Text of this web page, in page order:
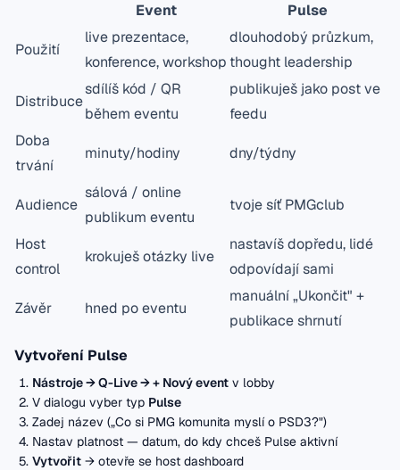
Event
Pulse
Použití
live prezentace,
konference, workshop
dlouhodobý průzkum,
thought leadership
Distribuce
sdílíš kód / QR
během eventu
publikuješ jako post ve
feedu
Doba
trvání
minuty/hodiny dny/týdny
Audience
sálová / online
publikum eventu
tvoje síť PMGclub
Host
control
krokuješ otázky live
nastavíš dopředu, lidé
odpovídají sami
Závěr hned po eventu
manuální „Ukončit" +
publikace shrnutí
Vytvoření Pulse
Nástroje → Q-Live → + Nový event v lobby
V dialogu vyber typ Pulse
Zadej název („Co si PMG komunita myslí o PSD3?")
Nastav platnost — datum, do kdy chceš Pulse aktivní
Vytvořit → otevře se host dashboard